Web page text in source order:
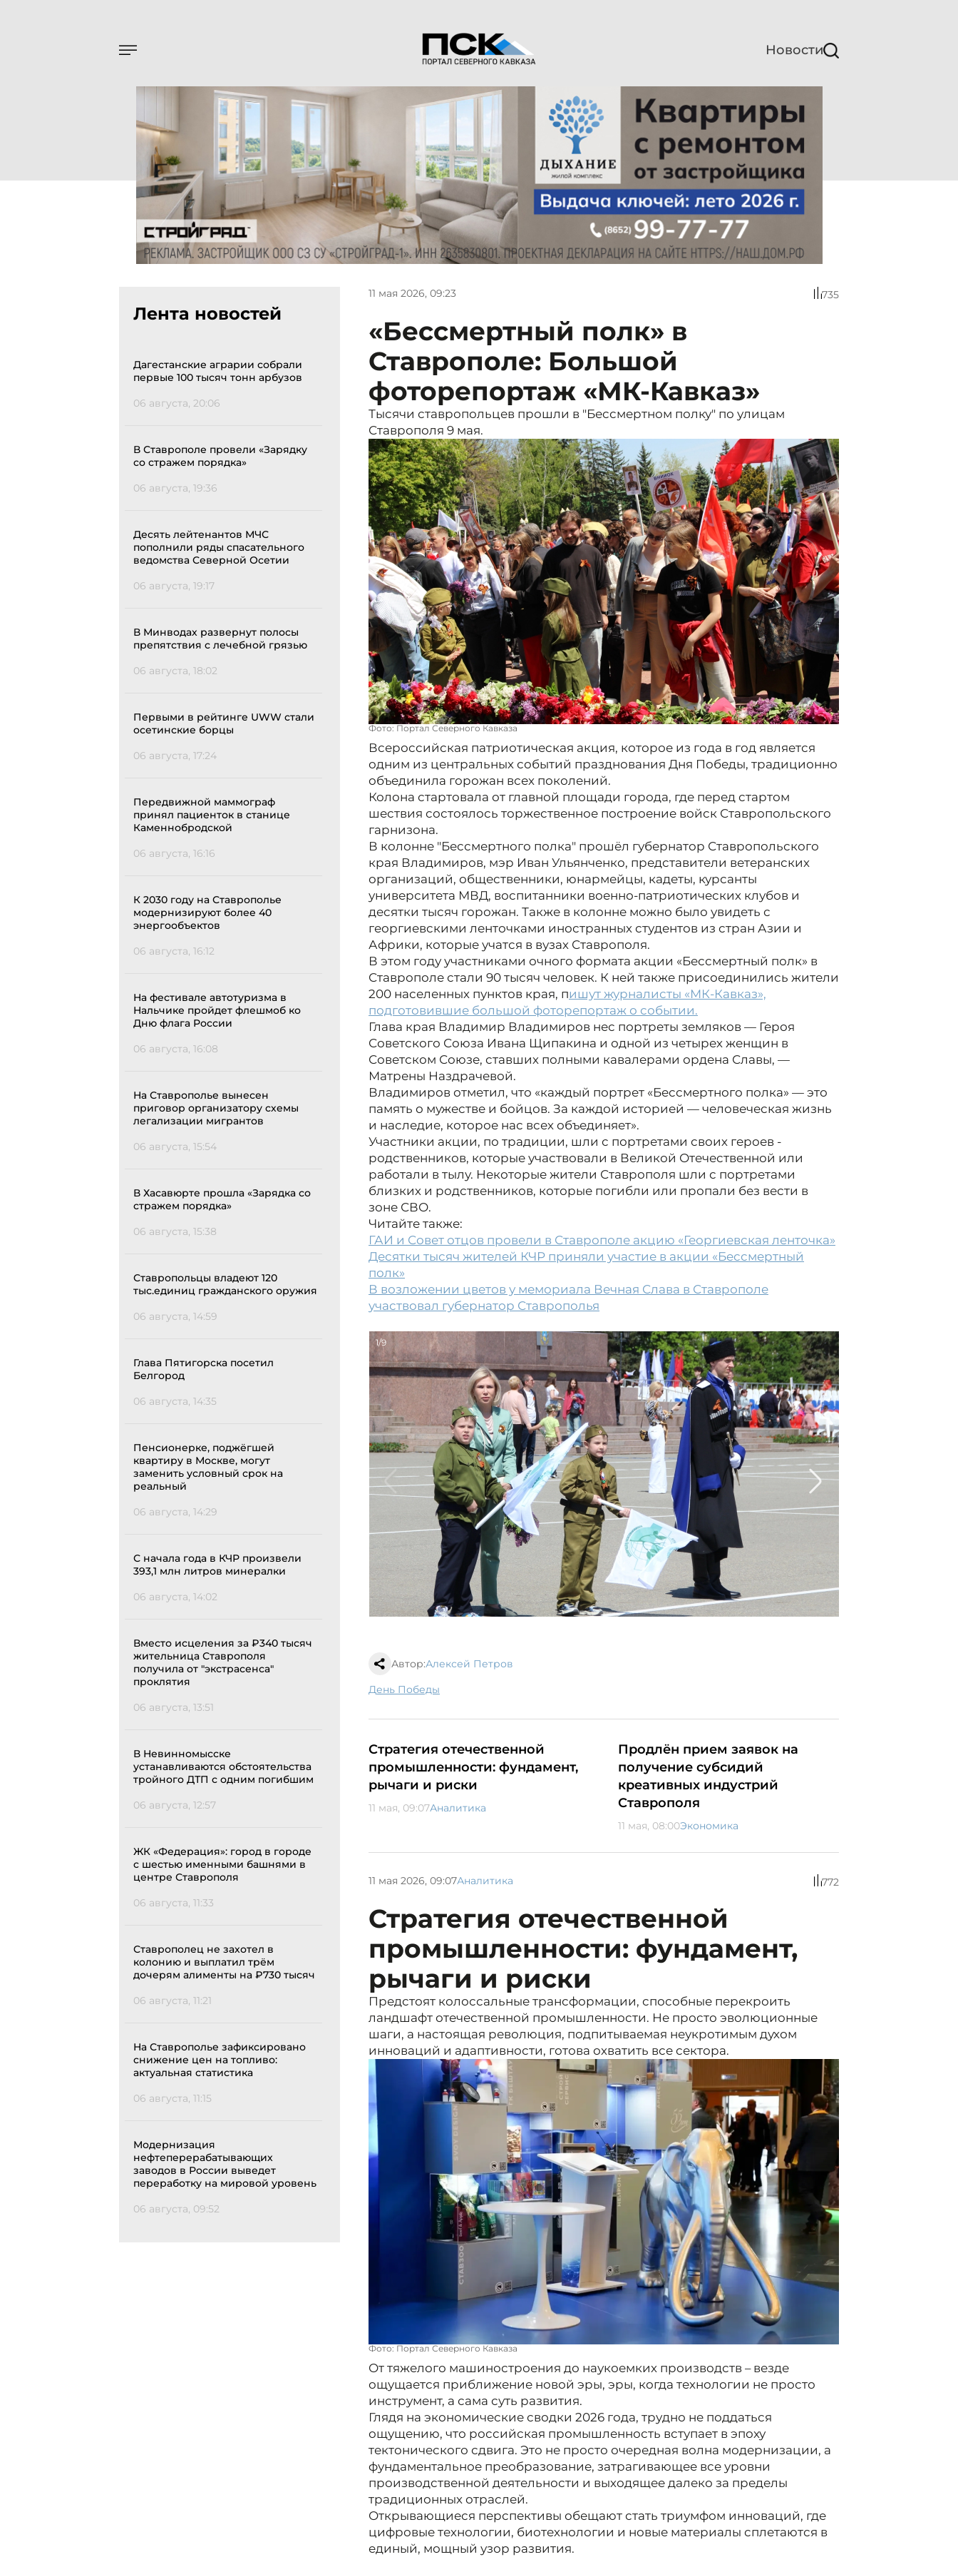
Новости
Лента новостей
Дагестанские аграрии собрали
первые 100 тысяч тонн арбузов
06 августа, 20:06
В Ставрополе провели «Зарядку
со стражем порядка»
06 августа, 19:36
Десять лейтенантов МЧС
пополнили ряды спасательного
ведомства Северной Осетии
06 августа, 19:17
В Минводах развернут полосы
препятствия с лечебной грязью
06 августа, 18:02
Первыми в рейтинге UWW стали
осетинские борцы
06 августа, 17:24
Передвижной маммограф
принял пациенток в станице
Каменнобродской
06 августа, 16:16
К 2030 году на Ставрополье
модернизируют более 40
энергообъектов
06 августа, 16:12
На фестивале автотуризма в
Нальчике пройдет флешмоб ко
Дню флага России
06 августа, 16:08
На Ставрополье вынесен
приговор организатору схемы
легализации мигрантов
06 августа, 15:54
В Хасавюрте прошла «Зарядка со
стражем порядка»
06 августа, 15:38
Ставропольцы владеют 120
тыс.единиц гражданского оружия
06 августа, 14:59
Глава Пятигорска посетил
Белгород
06 августа, 14:35
Пенсионерке, поджёгшей
квартиру в Москве, могут
заменить условный срок на
реальный
06 августа, 14:29
С начала года в КЧР произвели
393,1 млн литров минералки
06 августа, 14:02
Вместо исцеления за ₽340 тысяч
жительница Ставрополя
получила от "экстрасенса"
проклятия
06 августа, 13:51
В Невинномысске
устанавливаются обстоятельства
тройного ДТП с одним погибшим
06 августа, 12:57
ЖК «Федерация»: город в городе
с шестью именными башнями в
центре Ставрополя
06 августа, 11:33
Ставрополец не захотел в
колонию и выплатил трём
дочерям алименты на ₽730 тысяч
06 августа, 11:21
На Ставрополье зафиксировано
снижение цен на топливо:
актуальная статистика
06 августа, 11:15
Модернизация
нефтеперерабатывающих
заводов в России выведет
переработку на мировой уровень
06 августа, 09:52
11 мая 2026, 09:23 735
«Бессмертный полк» в
Ставрополе: Большой
фоторепортаж «МК-Кавказ»
Тысячи ставропольцев прошли в "Бессмертном полку" по улицам
Ставрополя 9 мая.
Фото: Портал Северного Кавказа
Всероссийская патриотическая акция, которое из года в год является
одним из центральных событий празднования Дня Победы, традиционно
объединила горожан всех поколений.
Колона стартовала от главной площади города, где перед стартом
шествия состоялось торжественное построение войск Ставропольского
гарнизона.
В колонне "Бессмертного полка" прошёл губернатор Ставропольского
края Владимиров, мэр Иван Ульянченко, представители ветеранских
организаций, общественники, юнармейцы, кадеты, курсанты
университета МВД, воспитанники военно-патриотических клубов и
десятки тысяч горожан. Также в колонне можно было увидеть с
георгиевскими ленточками иностранных студентов из стран Азии и
Африки, которые учатся в вузах Ставрополя.
В этом году участниками очного формата акции «Бессмертный полк» в
Ставрополе стали 90 тысяч человек. К ней также присоединились жители
200 населенных пунктов края, пишут журналисты «МК-Кавказ»,
подготовившие большой фоторепортаж о событии.
Глава края Владимир Владимиров нес портреты земляков — Героя
Советского Союза Ивана Щипакина и одной из четырех женщин в
Советском Союзе, ставших полными кавалерами ордена Славы, —
Матрены Наздрачевой.
Владимиров отметил, что «каждый портрет «Бессмертного полка» — это
память о мужестве и бойцов. За каждой историей — человеческая жизнь
и наследие, которое нас всех объединяет».
Участники акции, по традиции, шли с портретами своих героев -
родственников, которые участвовали в Великой Отечественной или
работали в тылу. Некоторые жители Ставрополя шли с портретами
близких и родственников, которые погибли или пропали без вести в
зоне СВО.
Читайте также:
ГАИ и Совет отцов провели в Ставрополе акцию «Георгиевская ленточка»
Десятки тысяч жителей КЧР приняли участие в акции «Бессмертный
полк»
В возложении цветов у мемориала Вечная Слава в Ставрополе
участвовал губернатор Ставрополья
1/9
Автор:Алексей Петров
День Победы
Стратегия отечественной
промышленности: фундамент,
рычаги и риски
11 мая, 09:07Аналитика
Продлён прием заявок на
получение субсидий
креативных индустрий
Ставрополя
11 мая, 08:00Экономика
11 мая 2026, 09:07Аналитика 772
Стратегия отечественной
промышленности: фундамент,
рычаги и риски
Предстоят колоссальные трансформации, способные перекроить
ландшафт отечественной промышленности. Не просто эволюционные
шаги, а настоящая революция, подпитываемая неукротимым духом
инноваций и адаптивности, готова охватить все сектора.
Фото: Портал Северного Кавказа
От тяжелого машиностроения до наукоемких производств – везде
ощущается приближение новой эры, эры, когда технологии не просто
инструмент, а сама суть развития.
Глядя на экономические сводки 2026 года, трудно не поддаться
ощущению, что российская промышленность вступает в эпоху
тектонического сдвига. Это не просто очередная волна модернизации, а
фундаментальное преобразование, затрагивающее все уровни
производственной деятельности и выходящее далеко за пределы
традиционных отраслей.
Открывающиеся перспективы обещают стать триумфом инноваций, где
цифровые технологии, биотехнологии и новые материалы сплетаются в
единый, мощный узор развития.